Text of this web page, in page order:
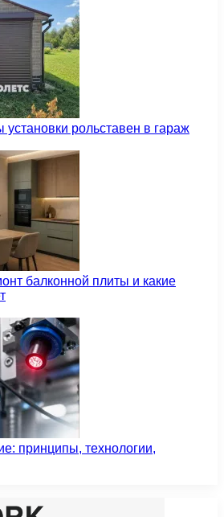
рольставен в гараж
балконной плиты и какие
принципы, технологии,